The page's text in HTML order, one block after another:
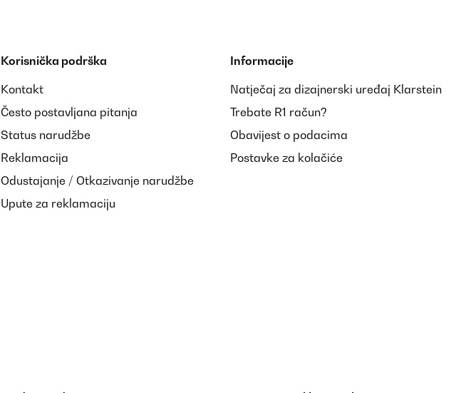
Korisnička podrška
Kontakt
Često postavljana pitanja
Status narudžbe
Reklamacija
Odustajanje / Otkazivanje narudžbe
Upute za reklamaciju
Informacije
Natječaj za dizajnerski uređaj Klarstein
Trebate R1 račun?
Obavijest o podacima
Postavke za kolačiće